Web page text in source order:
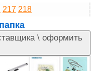
217 218